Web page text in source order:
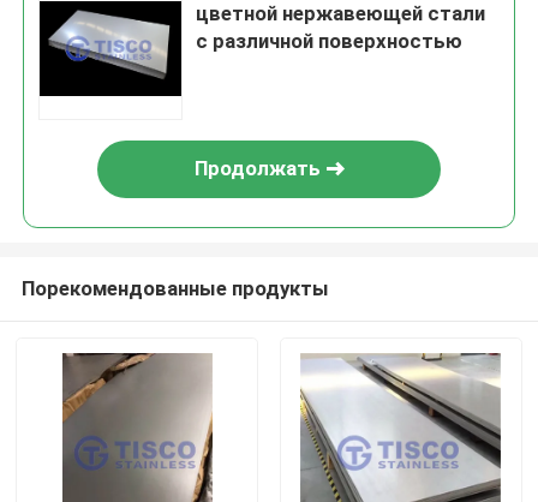
цветной нержавеющей стали
с различной поверхностью
Продолжать
Порекомендованные продукты